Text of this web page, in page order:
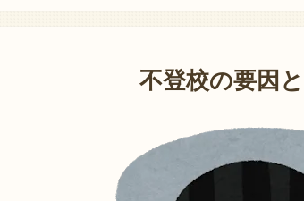
不登校の要因